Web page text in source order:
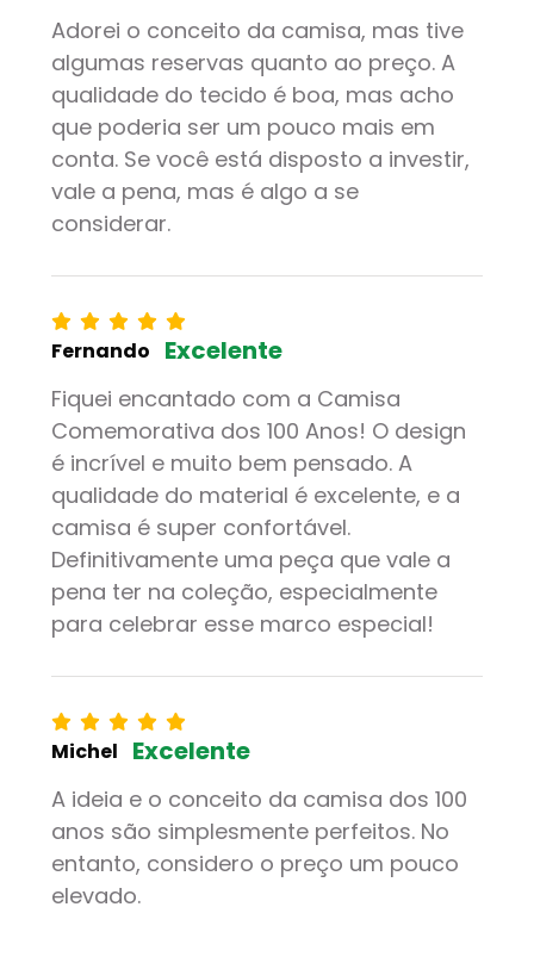
Adorei o conceito da camisa, mas tive
algumas reservas quanto ao preço. A
qualidade do tecido é boa, mas acho
que poderia ser um pouco mais em
conta. Se você está disposto a investir,
vale a pena, mas é algo a se
considerar.
Fernando Excelente
Fiquei encantado com a Camisa
Comemorativa dos 100 Anos! O design
é incrível e muito bem pensado. A
qualidade do material é excelente, e a
camisa é super confortável.
Definitivamente uma peça que vale a
pena ter na coleção, especialmente
para celebrar esse marco especial!
Michel Excelente
A ideia e o conceito da camisa dos 100
anos são simplesmente perfeitos. No
entanto, considero o preço um pouco
elevado.